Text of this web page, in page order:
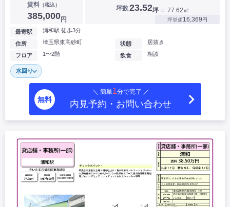
賃料（税込）
385,000円
坪数23.52坪 ＝ 77.62㎡
坪単価16,369円
最寄駅 浦和駅 徒歩3分
住所 埼玉県東高砂町
フロア 1〜2階
状態 居抜き
飲食 相談
水回り
無料
＼ 簡単1分で完了 ／
内見予約・お問い合わせ